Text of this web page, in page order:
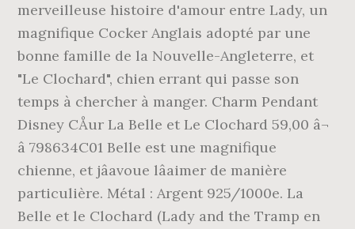
merveilleuse histoire d'amour entre Lady, un
magnifique Cocker Anglais adopté par une
bonne famille de la Nouvelle-Angleterre, et
"Le Clochard", chien errant qui passe son
temps à chercher à manger. Charm Pendant
Disney CÅur La Belle et Le Clochard 59,00 â¬
â 798634C01 Belle est une magnifique
chienne, et jâavoue lâaimer de manière
particulière. Métal : Argent 925/1000e. La
Belle et le Clochard (Lady and the Tramp en